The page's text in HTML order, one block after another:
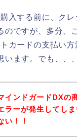
入する前に、ク
のですが、多分、
カードの支払い
ます。でも、、、
インドガードDXの
ラーが発生してし
い！！